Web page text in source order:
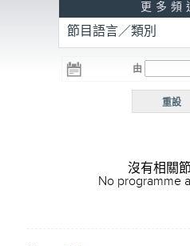
R3
電台 電台
R5
更多頻
節目語言／類別
由
重設
沒有相關
No programme